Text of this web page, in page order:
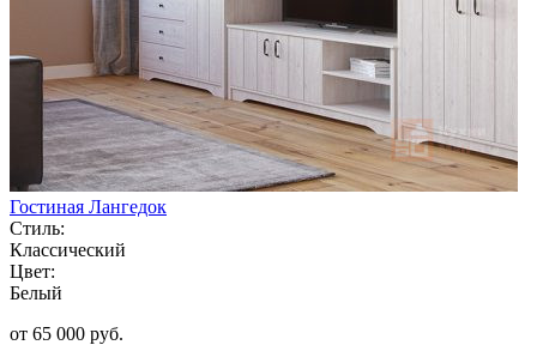
Гостиная Лангедок
Стиль:
Классический
Цвет:
Белый
от 65 000 руб.